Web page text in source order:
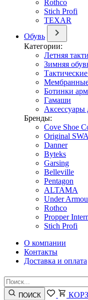
Rothco
Stich Profi
TEXAR
Обувь
Категории:
Летняя
Зимняя
Мембранные
Ботинки
Гамаши
Аксессуары
Бренды:
Cove Shoe
Original
Danner
Byteks
Garsing
Belleville
Pentagon
ALTAMA
Under
Rothco
Propper
Stich Profi
О компании
Контакты
Доставка и оплата
ПОИСК